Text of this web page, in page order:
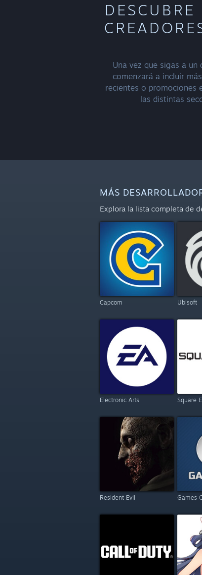
Una vez que sigas a
comenzará a incluir
recientes o promociones
las distintas
MÁS
Explora la lista completa de
Capcom Ubisoft
Electronic Arts Square
Resident Evil Games